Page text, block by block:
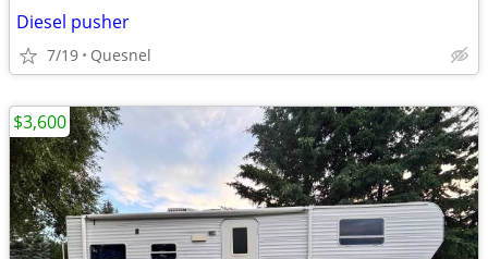
Diesel pusher
7/19 Quesnel
$3,600